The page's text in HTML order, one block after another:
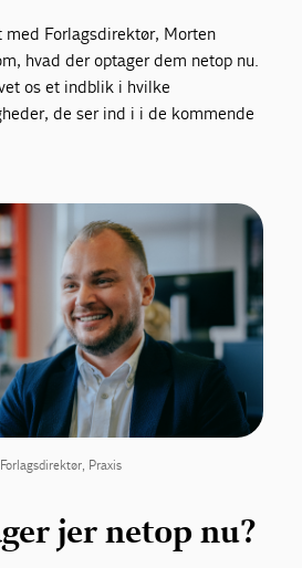
Forlagsdirektør, Morten
hvad der optager dem netop nu.
os et indblik i hvilke
de ser ind i i de kommende
Praxis
jer netop nu?